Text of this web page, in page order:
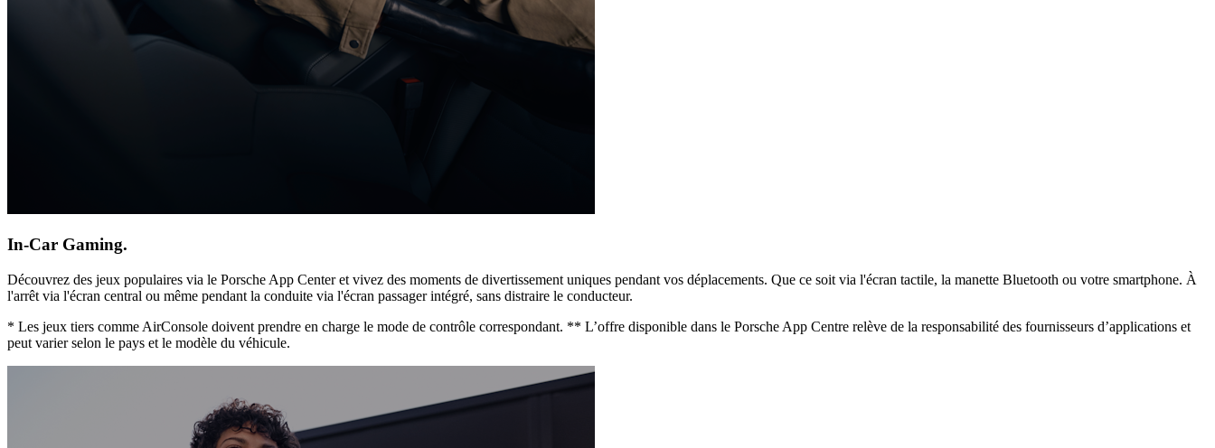
In-Car Gaming.
Découvrez des jeux populaires via le Porsche App Center et vivez des moments de divertissement uniques pendant vos déplacements. Que ce soit via l'écran tactile, la manette Bluetooth ou votre smartphone. À
l'arrêt via l'écran central ou même pendant la conduite via l'écran passager intégré, sans distraire le conducteur.
* Les jeux tiers comme AirConsole doivent prendre en charge le mode de contrôle correspondant. ** L’offre disponible dans le Porsche App Centre relève de la responsabilité des fournisseurs d’applications et
peut varier selon le pays et le modèle du véhicule.